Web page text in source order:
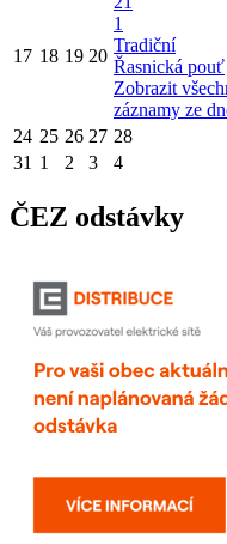
17 18 19 20
1
Tradiční
Řasnická pouť
Zobrazit
záznamy ze
24 25 26 27 28
31 1 2 3 4
ČEZ odstávky